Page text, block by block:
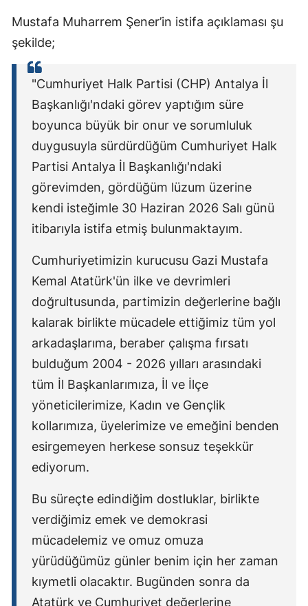
Mustafa Muharrem Şener’in istifa açıklaması şu
şekilde;
"Cumhuriyet Halk Partisi (CHP) Antalya İl
Başkanlığı'ndaki görev yaptığım süre
boyunca büyük bir onur ve sorumluluk
duygusuyla sürdürdüğüm Cumhuriyet Halk
Partisi Antalya İl Başkanlığı'ndaki
görevimden, gördüğüm lüzum üzerine
kendi isteğimle 30 Haziran 2026 Salı günü
itibarıyla istifa etmiş bulunmaktayım.
Cumhuriyetimizin kurucusu Gazi Mustafa
Kemal Atatürk'ün ilke ve devrimleri
doğrultusunda, partimizin değerlerine bağlı
kalarak birlikte mücadele ettiğimiz tüm yol
arkadaşlarıma, beraber çalışma fırsatı
bulduğum 2004 - 2026 yılları arasındaki
tüm İl Başkanlarımıza, İl ve İlçe
yöneticilerimize, Kadın ve Gençlik
kollarımıza, üyelerimize ve emeğini benden
esirgemeyen herkese sonsuz teşekkür
ediyorum.
Bu süreçte edindiğim dostluklar, birlikte
verdiğimiz emek ve demokrasi
mücadelemiz ve omuz omuza
yürüdüğümüz günler benim için her zaman
kıymetli olacaktır. Bugünden sonra da
Atatürk ve Cumhuriyet değerlerine